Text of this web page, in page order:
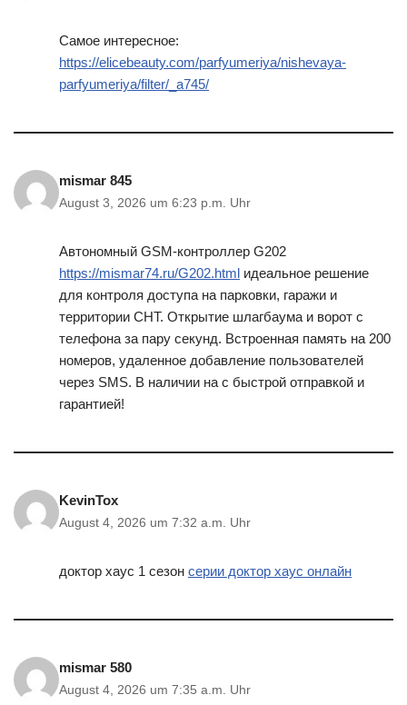
Самое интересное:
https://elicebeauty.com/parfyumeriya/nishevaya-
parfyumeriya/filter/_a745/
mismar 845
August 3, 2026 um 6:23 p.m. Uhr
Автономный GSM-контроллер G202
https://mismar74.ru/G202.html идеальное решение
для контроля доступа на парковки, гаражи и
территории СНТ. Открытие шлагбаума и ворот с
телефона за пару секунд. Встроенная память на 200
номеров, удаленное добавление пользователей
через SMS. В наличии на с быстрой отправкой и
гарантией!
KevinTox
August 4, 2026 um 7:32 a.m. Uhr
доктор хаус 1 сезон серии доктор хаус онлайн
mismar 580
August 4, 2026 um 7:35 a.m. Uhr